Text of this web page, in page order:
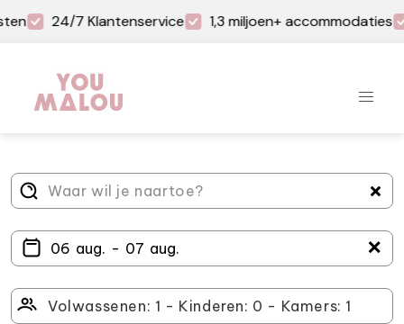
24/7 Klantenservice 1,3 miljoen+ accommodaties
＋